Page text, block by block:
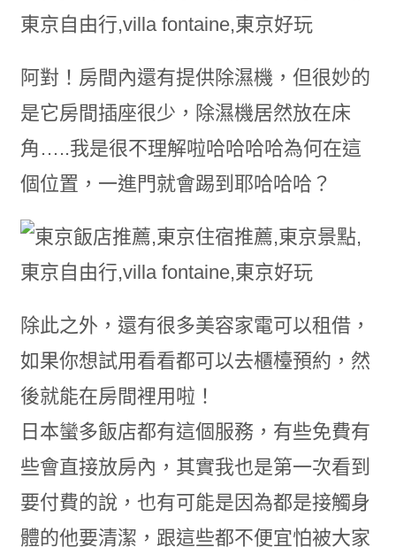
阿對！房間內還有提供除濕機，但很妙的
是它房間插座很少，除濕機居然放在床
角…..我是很不理解啦哈哈哈哈為何在這
個位置，一進門就會踢到耶哈哈哈？
除此之外，還有很多美容家電可以租借，
如果你想試用看看都可以去櫃檯預約，然
後就能在房間裡用啦！
日本蠻多飯店都有這個服務，有些免費有
些會直接放房內，其實我也是第一次看到
要付費的說，也有可能是因為都是接觸身
體的他要清潔，跟這些都不便宜怕被大家